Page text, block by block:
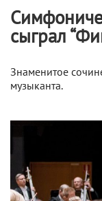
сыграл
Знаменитое
музыканта.